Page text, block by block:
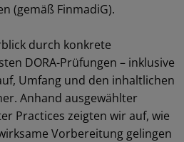
(gemäß FinmadiG).
durch konkrete
DORA-Prüfungen – inklusive
Umfang und den inhaltlichen
Anhand ausgewählter
Practices zeigten wir auf, wie
Vorbereitung gelingen